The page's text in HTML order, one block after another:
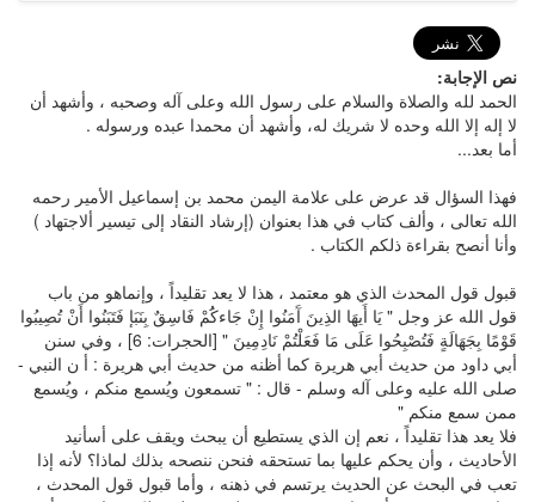
نص الإجابة:
الحمد لله والصلاة والسلام على رسول الله وعلى آله وصحبه ، وأشهد أن
لا إله إلا الله وحده لا شريك له، وأشهد أن محمدا عبده ورسوله .
أما بعد...
فهذا السؤال قد عرض على علامة اليمن محمد بن إسماعيل الأمير رحمه
الله تعالى ، وألف كتاب في هذا بعنوان (إرشاد النقاد إلى تيسير ألاجتهاد )
وأنا أنصح بقراءة ذلكم الكتاب .
قبول قول المحدث الذي هو معتمد ، هذا لا يعد تقليداً ، وإنماهو من باب
قول الله عز وجل " يَا أَيهَا الذِينَ آَمَنُوا إِنْ جَاءكَُمْ فَاسِقٌ بِنَبَإ فَتَبَنُوا أَنْ تُصِيبُوا
قَوْمًا بِجَهَالَةٍ فَتُصْبِحُوا عَلَى مَا فَعَلْتُمْ نَادِمِينَ " [الحجرات: 6] ، وفي سنن
أبي داود من حديث أبي هريرة كما أظنه من حديث أبي هريرة : أ ن النبي -
صلى الله عليه وعلى آله وسلم - قال : " تسمعون ويُسمع منكم ، ويُسمع
ممن سمع منكم "
فلا يعد هذا تقليداً ، نعم إن الذي يستطيع أن يبحث ويقف على أسأنيد
الأحاديث ، وأن يحكم عليها بما تستحقه فنحن ننصحه بذلك لماذا؟ لأنه إذا
تعب في البحث عن الحديث يرتسم في ذهنه ، وأما قبول قول المحدث ،